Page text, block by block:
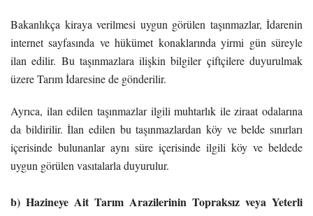
Bakanlıkça kiraya verilmesi uygun görülen taşınmazlar, İdarenin
internet sayfasında ve hükümet konaklarında yirmi gün süreyle
ilan edilir. Bu taşınmazlara ilişkin bilgiler çiftçilere duyurulmak
üzere Tarım İdaresine de gönderilir.
Ayrıca, ilan edilen taşınmazlar ilgili muhtarlık ile ziraat odalarına
da bildirilir. İlan edilen bu taşınmazlardan köy ve belde sınırları
içerisinde bulunanlar aynı süre içerisinde ilgili köy ve beldede
uygun görülen vasıtalarla duyurulur.
b) Hazineye Ait Tarım Arazilerinin Topraksız veya Yeterli